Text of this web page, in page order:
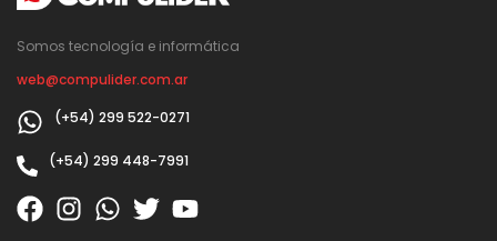
Somos tecnología e informática
web@compulider.com.ar
(+54) 299 522-0271
(+54) 299 448-7991